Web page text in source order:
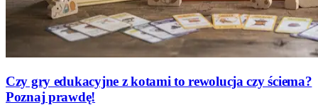
Czy gry edukacyjne z kotami to rewolucja czy ściema?
Poznaj prawdę!